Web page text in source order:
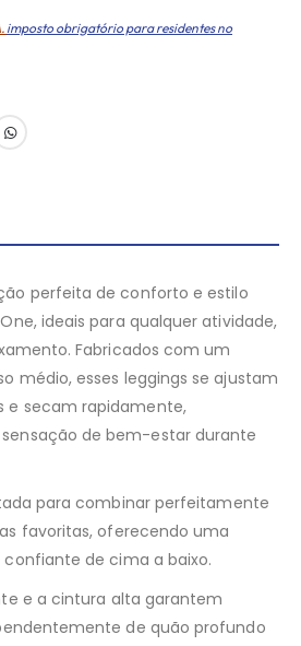
imposto obrigatório para residentes no
perfeita de conforto e estilo
ideais para qualquer atividade,
Fabricados com um
médio, esses leggings se ajustam
e secam rapidamente,
de bem-estar durante
para combinar perfeitamente
favoritas, oferecendo uma
de cima a baixo.
e a cintura alta garantem
de quão profundo